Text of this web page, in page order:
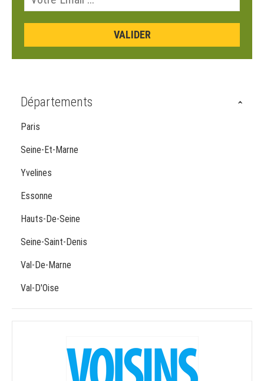
Départements
Paris
Seine-Et-Marne
Yvelines
Essonne
Hauts-De-Seine
Seine-Saint-Denis
Val-De-Marne
Val-D'Oise